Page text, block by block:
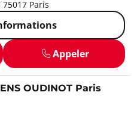
Paris
Appeler
OUDINOT Paris